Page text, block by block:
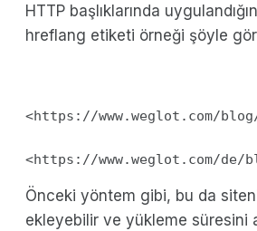
HTTP başlıklarında
hreflang etiketi örneği şöyle
<https://www.weglot.com/
<https://www.weglot.com/de/
Önceki yöntem gibi, bu da
ekleyebilir ve yükleme süresini